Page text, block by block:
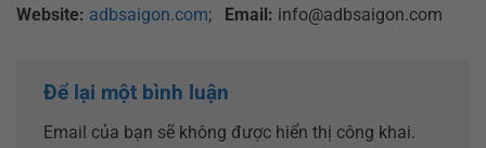
Website: adbsaigon.com; Email: info@adbsaigon.com
Để lại một bình luận
Email của bạn sẽ không được hiển thị công khai.